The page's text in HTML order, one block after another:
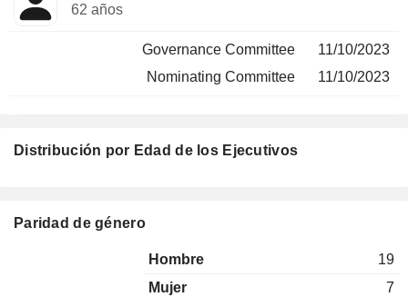
62 años
Governance Committee
11/10/2023
Nominating Committee
11/10/2023
Distribución por Edad de los Ejecutivos
Paridad de género
Hombre
19
Mujer
7